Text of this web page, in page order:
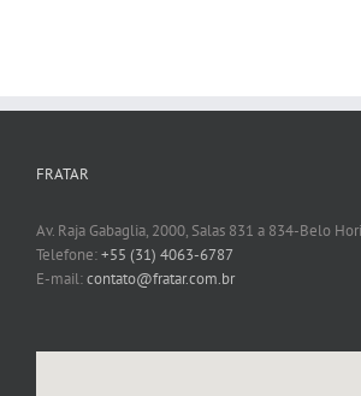
FRATAR
Av. Raja Gabaglia, 2000, Salas 831 a 834-Belo
Telefone:+55 (31) 4063-6787
E-mail:contato@fratar.com.br